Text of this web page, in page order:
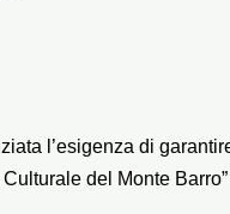
l’esigenza di
del Monte